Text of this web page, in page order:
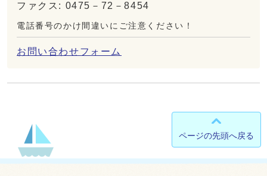
ファクス: 0475－72－8454
電話番号のかけ間違いにご注意ください！
お問い合わせフォーム
ページの先頭へ戻る